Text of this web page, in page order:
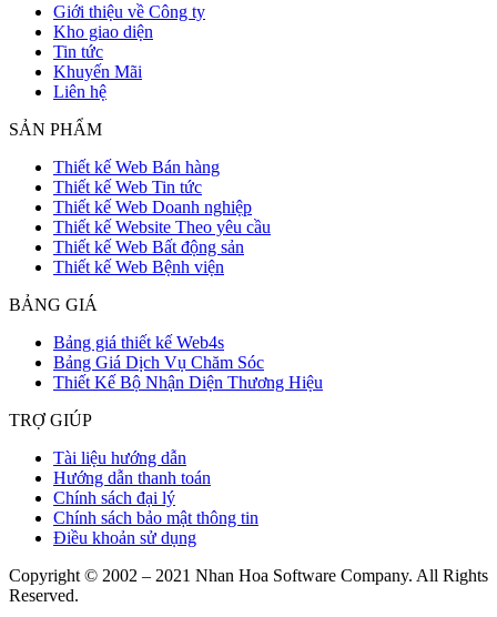
Giới thiệu về Công ty
Kho giao diện
Tin tức
Khuyến Mãi
Liên hệ
SẢN PHẨM
Thiết kế Web Bán hàng
Thiết kế Web Tin tức
Thiết kế Web Doanh nghiệp
Thiết kế Website Theo yêu cầu
Thiết kế Web Bất động sản
Thiết kế Web Bệnh viện
BẢNG GIÁ
Bảng giá thiết kế Web4s
Bảng Giá Dịch Vụ Chăm Sóc
Thiết Kế Bộ Nhận Diện Thương Hiệu
TRỢ GIÚP
Tài liệu hướng dẫn
Hướng dẫn thanh toán
Chính sách đại lý
Chính sách bảo mật thông tin
Điều khoản sử dụng
Copyright © 2002 – 2021 Nhan Hoa Software Company. All Rights
Reserved.